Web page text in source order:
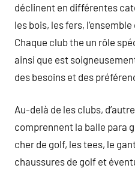
déclinent en différentes
les bois, les fers,
Chaque club the un rôle
ainsi que est
des besoins et des
Au-delà de les clubs,
comprennent la balle para
cher de golf, les tees, le
chaussures de golf et